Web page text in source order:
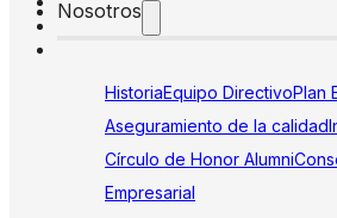
Nosotros
HistoriaEquipo DirectivoPlan
Aseguramiento de la calidad
Círculo de Honor Alumni
Empresarial